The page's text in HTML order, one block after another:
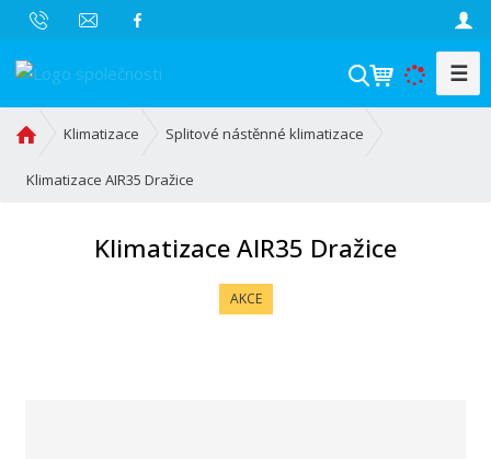
V
a
t
☰
o
Klimatizace Splitové nástěnné klimatizace
Klimatizace AIR35 Dražice
Klimatizace AIR35 Dražice
AKCE